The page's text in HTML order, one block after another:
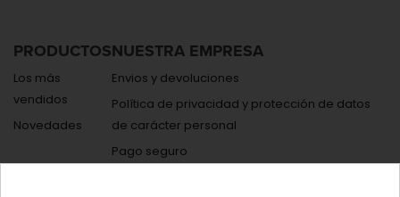
PRODUCTOS
Los más
vendidos
Novedades
NUESTRA EMPRESA
Envios y devoluciones
Política de privacidad y protección de datos
de carácter personal
Pago seguro